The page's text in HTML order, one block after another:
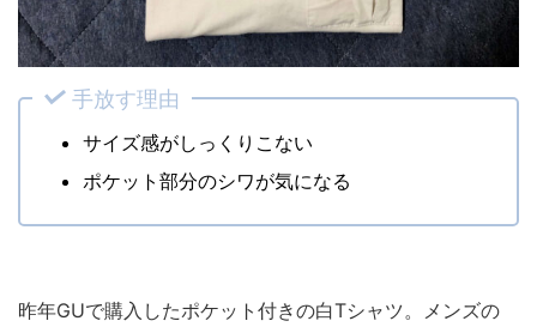
手放す理由
サイズ感がしっくりこない
ポケット部分のシワが気になる
昨年GUで購入したポケット付きの白Tシャツ。メンズの